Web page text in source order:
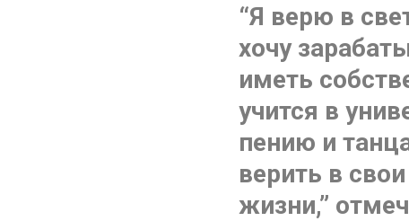
“Я верю в
хочу
иметь
учится в
пению и
верить в
жизни,”